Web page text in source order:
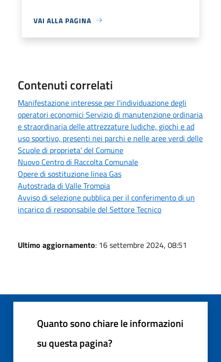
VAI ALLA PAGINA
Contenuti correlati
Manifestazione interesse per l'individuazione degli
operatori economici Servizio di manutenzione ordinaria
e straordinaria delle attrezzature ludiche, giochi e ad
uso sportivo, presenti nei parchi e nelle aree verdi delle
Scuole di proprieta’ del Comune
Nuovo Centro di Raccolta Comunale
Opere di sostituzione linea Gas
Autostrada di Valle Trompia
Avviso di selezione pubblica per il conferimento di un
incarico di responsabile del Settore Tecnico
Ultimo aggiornamento: 16 settembre 2024, 08:51
Quanto sono chiare le informazioni
su questa pagina?